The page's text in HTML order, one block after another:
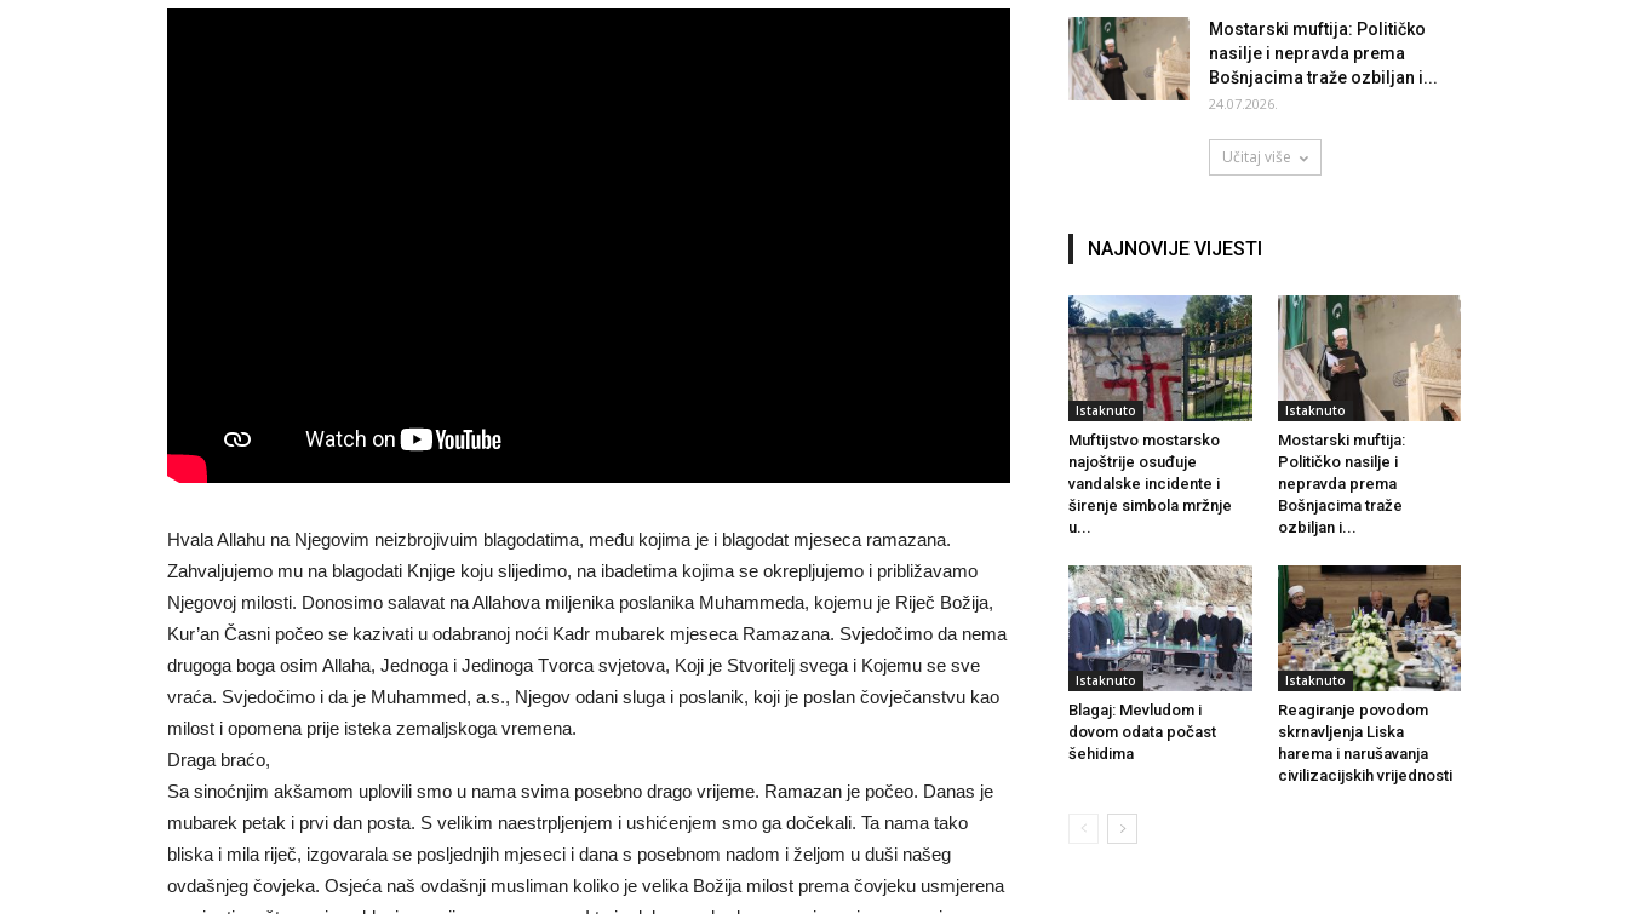
Hvala Allahu na Njegovim neizbrojivuim blagodatima, među kojima je i blagodat mjeseca ramazana.
Zahvaljujemo mu na blagodati Knjige koju slijedimo, na ibadetima kojima se okrepljujemo i približavamo
Njegovoj milosti. Donosimo salavat na Allahova miljenika poslanika Muhammeda, kojemu je Riječ Božija,
Kur’an Časni počeo se kazivati u odabranoj noći Kadr mubarek mjeseca Ramazana. Svjedočimo da nema
drugoga boga osim Allaha, Jednoga i Jedinoga Tvorca svjetova, Koji je Stvoritelj svega i Kojemu se sve
vraća. Svjedočimo i da je Muhammed, a.s., Njegov odani sluga i poslanik, koji je poslan čovječanstvu kao
milost i opomena prije isteka zemaljskoga vremena.
Draga braćo,
Sa sinoćnjim akšamom uplovili smo u nama svima posebno drago vrijeme. Ramazan je počeo. Danas je
mubarek petak i prvi dan posta. S velikim naestrpljenjem i ushićenjem smo ga dočekali. Ta nama tako
bliska i mila riječ, izgovarala se posljednjih mjeseci i dana s posebnom nadom i željom u duši našeg
ovdašnjeg čovjeka. Osjeća naš ovdašnji musliman koliko je velika Božija milost prema čovjeku usmjerena
Mostarski muftija: Političko
nasilje i nepravda prema
Bošnjacima traže ozbiljan i...
24.07.2026.
Učitaj više
NAJNOVIJE VIJESTI
Istaknuto
Muftijstvo mostarsko
najoštrije osuđuje
vandalske incidente i
širenje simbola mržnje
u...
Istaknuto
Mostarski muftija:
Političko nasilje i
nepravda prema
Bošnjacima traže
ozbiljan i...
Istaknuto
Blagaj: Mevludom i
dovom odata počast
šehidima
Istaknuto
Reagiranje povodom
skrnavljenja Liska
harema i narušavanja
civilizacijskih vrijednosti